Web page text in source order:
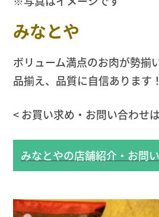
みなとや
ボリューム満点のお肉が勢揃
品揃え、品質に自信あります！
< お買い求め・お問い合わせは
みなとやの店舗紹介・お問